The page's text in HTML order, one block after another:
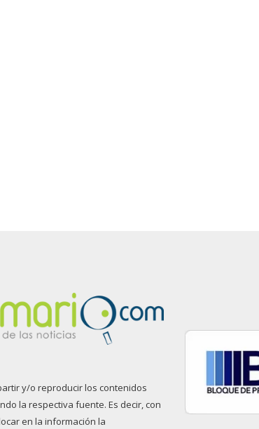
y/o reproducir los contenidos
la respectiva fuente. Es decir, con
en la información la